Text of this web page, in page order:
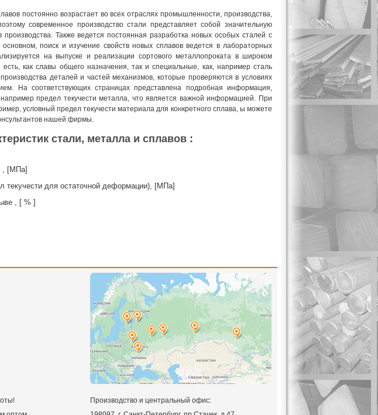
постоянно возрастает во всех отраслях промышленности, производства,
современное производство стали представляет собой значительную
Также ведется постоянная разработка новых особых сталей с
поиск и изучение свойств новых сплавов ведется в лабораторных
на выпуске и реализации сортового металлопроката в широком
как славы общего назначения, так и специальные, как, например сталь
деталей и частей механизмов, которые проверяются в условиях
На соответствующих страницах представлена подробная информация,
предел текучести металла, что является важной информацией. При
условный предел текучести материала для конкретного сплава, ы можете
нашей фирмы.
стали, металла и сплавов :
, [МПа]
текучести для остаточной деформации), [МПа]
, [ % ]
Производство и центральный офис: